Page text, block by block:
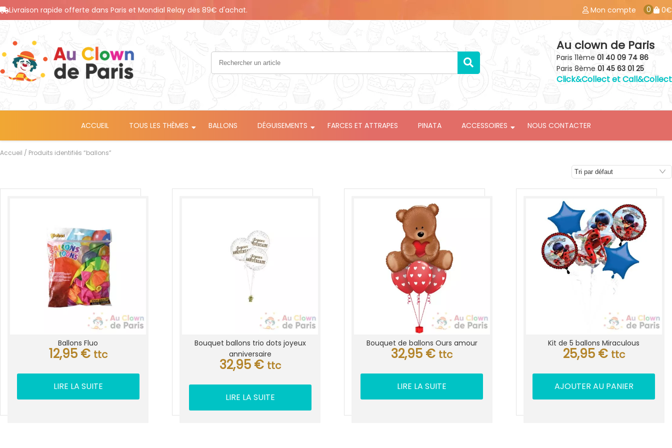
Livraison rapide offerte dans Paris et Mondial Relay dès 89€ d'achat. Mon compte 0 0€
Au clown de Paris
Paris 11ème 01 40 09 74 86
Paris 8ème 01 45 63 01 25
Click&Collect et Call&Collect
ACCUEIL TOUS LES THÈMES BALLONS DÉGUISEMENTS FARCES ET ATTRAPES PINATA ACCESSOIRES NOUS CONTACTER
Accueil / Produits identifiés “ballons”
Ballons Fluo
12,95 € ttc
LIRE LA SUITE
Bouquet ballons trio dots joyeux
anniversaire
32,95 € ttc
LIRE LA SUITE
Bouquet de ballons Ours amour
32,95 € ttc
LIRE LA SUITE
Kit de 5 ballons Miraculous
25,95 € ttc
AJOUTER AU PANIER